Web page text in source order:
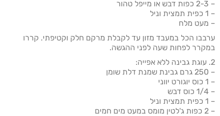
– 2-3 כפות דבש או מייפל טהור
– 1 כפית תמצית וניל
– מעט מלח
ערבבו הכל במעבד מזון עד לקבלת מרקם חלק וקטיפתי. קררו
במקרר לפחות שעה לפני ההגשה.
2. עוגת גבינה ללא אפייה:
– 250 גרם גבינת שמנת דלת שומן
– 1 כוס יוגורט יווני
– 1/4 כוס דבש
– 1 כפית תמצית וניל
– 2 כפות ג'לטין מומס במעט מים חמים